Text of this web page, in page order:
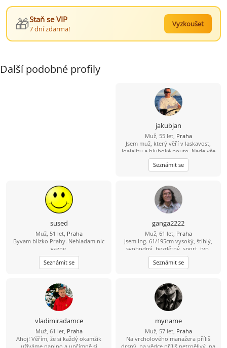
🎁Staň se VIP
7 dní zdarma!
Vyzkoušet
Další podobné profily
jakubjan
Muž, 55 let, Praha
Jsem muž, který věří v laskavost,
loajalitu a hluboké pouto. Nade vše
si cením upřímnosti a sním o tom, že
budu sdílet jednoduché a krásné
životní okamžiky s někým, kdo se v
Seznámit se
sused
Muž, 51 let, Praha
Byvam blizko Prahy. Nehladam nic
vazne.
Seznámit se
ganga2222
Muž, 61 let, Praha
Jsem Ing. 61/195cm vysoký, štíhlý,
svobodný, bezdětný, sport. typ,
nekuřák, nepiju. Hledám příjemnou
vlídnou nevdanou ženu pro plný
milenecký i přátelský partnerský
sex, na společné dny, večery, noci a
rána a i na výlety. Hraju na kytaru,
mám windsurfing, můžeme jet na
vodu i jinam. Zajímá mě i tantra a
Jsem z Prahy, mám tu domek,
společné bydlení možné.
Seznámit se
vladimiradamce
Muž, 61 let, Praha
Ahoj! Věřím, že si každý okamžik
užíváme naplno a upřímně si
myname
Muž, 57 let, Praha
Na vrcholového manažera příliš
drsný, na vědce příliš netrpělivý, na